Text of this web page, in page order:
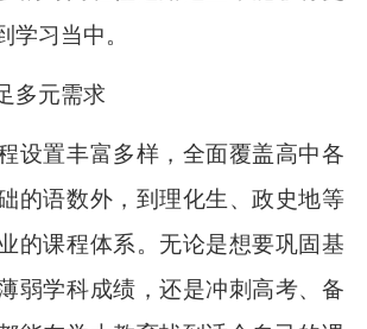
学习当中。
多元需求
设置丰富多样，全面覆盖高中各
的语数外，到理化生、政史地等
的课程体系。无论是想要巩固基
弱学科成绩，还是冲刺高考、备